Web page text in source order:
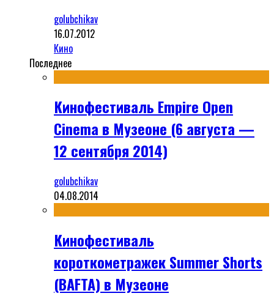
golubchikav
16.07.2012
Кино
Последнее
Кинофестиваль Empire Open
Cinema в Музеоне (6 августа —
12 сентября 2014)
golubchikav
04.08.2014
Кинофестиваль
короткометражек Summer Shorts
(BAFTA) в Музеоне